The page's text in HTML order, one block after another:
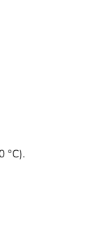
°C).